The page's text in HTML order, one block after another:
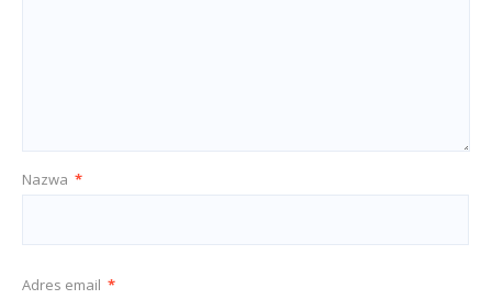
Nazwa *
Adres email *